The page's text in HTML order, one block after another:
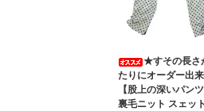
★すその長さ
たりにオーダー出
【股上の深いパン
裏毛ニット スェッ